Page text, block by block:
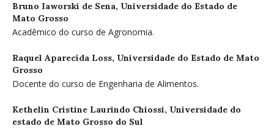
Bruno Iaworski de Sena, Universidade do Estado de
Mato Grosso
Acadêmico do curso de Agronomia.
Raquel Aparecida Loss, Universidade do Estado de Mato
Grosso
Docente do curso de Engenharia de Alimentos.
Kethelin Cristine Laurindo Chiossi, Universidade do
estado de Mato Grosso do Sul